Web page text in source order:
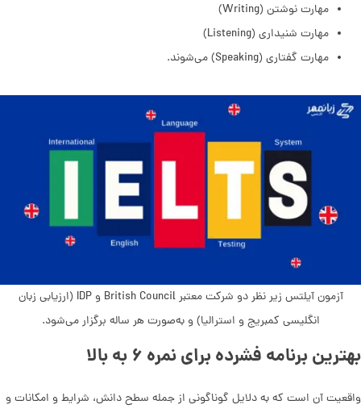
مهارت نوشتن (Writing)
مهارت شنیداری (Listening)
مهارت گفتاری (Speaking) می‌شوند.
آزمون آیلتس زیر نظر دو شرکت معتبر British Council و IDP (ارزیابی زبان
انگلیسی کمبریج و استرالیا) و به‌صورت هر ساله برگزار می‌شود.
بهترین برنامه فشرده برای نمره ۶ به بالا
واقعیت آن است که به دلایل گوناگونی از جمله سطح دانش، شرایط و امکانات و